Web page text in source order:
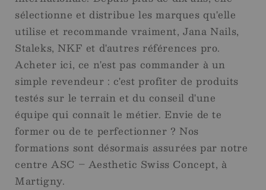
sélectionne et distribue les marques qu'elle
utilise et recommande vraiment, Jana Nails,
Staleks, NKF et d'autres références pro.
Acheter ici, ce n'est pas commander à un
simple revendeur : c'est profiter de produits
testés sur le terrain et du conseil d'une
équipe qui connaît le métier. Envie de te
former ou de te perfectionner ? Nos
formations sont désormais assurées par notre
centre ASC – Aesthetic Swiss Concept, à
Martigny.